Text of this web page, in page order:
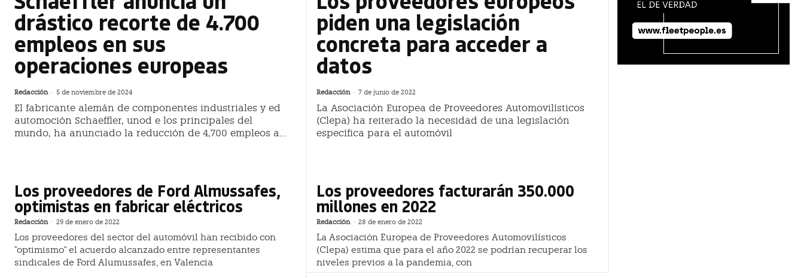
drástico recorte de 4.700
empleos en sus
operaciones europeas
Redacción - 5 de noviembre de 2024
El fabricante alemán de componentes industriales y ed
automoción Schaeffler, unod e los principales del
mundo, ha anunciado la reducción de 4,700 empleos a...
piden una legislación
concreta para acceder a
datos
Redacción - 7 de junio de 2022
La Asociación Europea de Proveedores Automovilísticos
(Clepa) ha reiterado la necesidad de una legislación
específica para el automóvil
Los proveedores de Ford Almussafes,
optimistas en fabricar eléctricos
Redacción - 29 de enero de 2022
Los proveedores del sector del automóvil han recibido con
"optimismo" el acuerdo alcanzado entre representantes
sindicales de Ford Alumussafes, en Valencia
Los proveedores facturarán 350.000
millones en 2022
Redacción - 28 de enero de 2022
La Asociación Europea de Proveedores Automovilísticos
(Clepa) estima que para el año 2022 se podrían recuperar los
niveles previos a la pandemia, con